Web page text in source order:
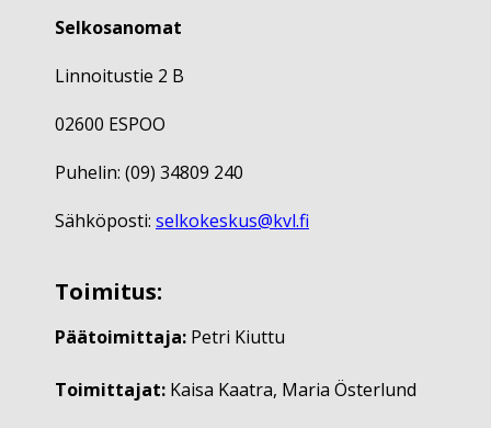
Selkosanomat
Linnoitustie 2 B
02600 ESPOO
Puhelin: (09) 34809 240
Sähköposti: selkokeskus@kvl.fi
Toimitus:
Päätoimittaja: Petri Kiuttu
Toimittajat: Kaisa Kaatra, Maria Österlund